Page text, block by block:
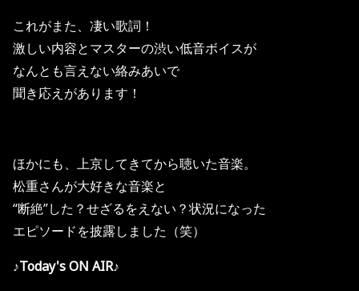
これがまた、凄い歌詞！
激しい内容とマスターの渋い低音ボイスが
なんとも言えない絡みあいで
聞き応えがあります！
ほかにも、上京してきてから聴いた音楽。
松重さんが大好きな音楽と
“断絶”した？せざるをえない？状況になった
エピソードを披露しました（笑）
♪Today's ON AIR♪